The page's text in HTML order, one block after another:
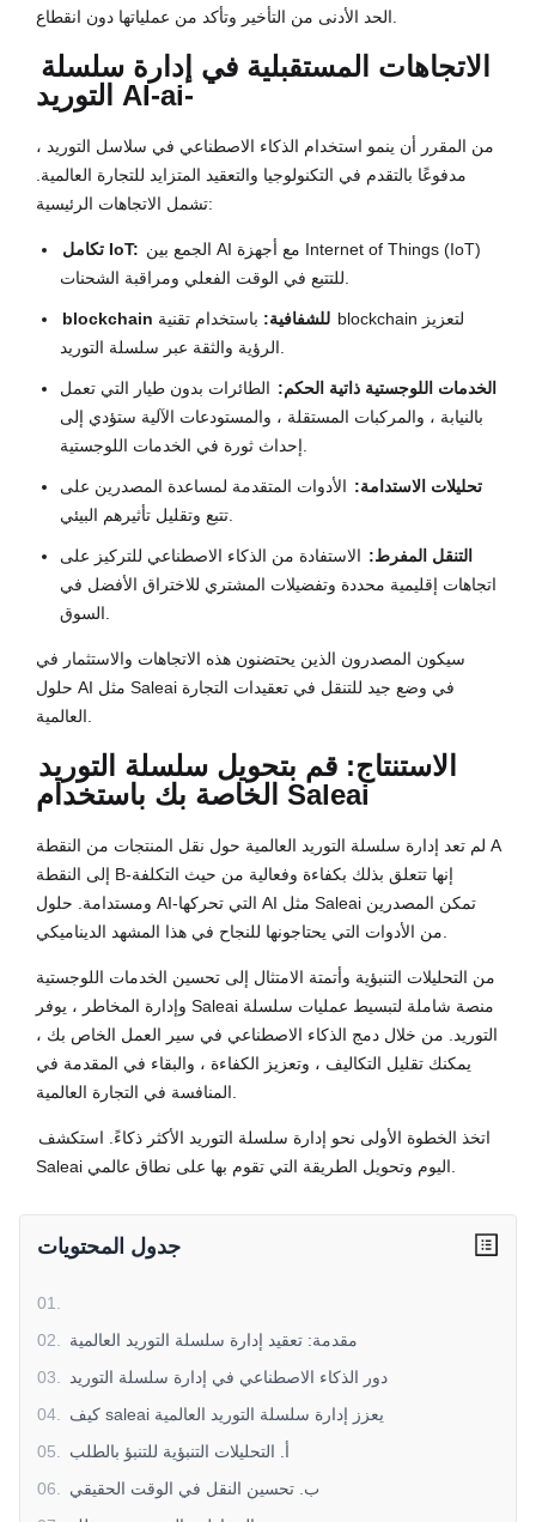
الحد الأدنى من التأخير وتأكد من عملياتها دون انقطاع.
الاتجاهات المستقبلية في إدارة سلسلة
التوريد AI-ai-
من المقرر أن ينمو استخدام الذكاء الاصطناعي في سلاسل التوريد ،
مدفوعًا بالتقدم في التكنولوجيا والتعقيد المتزايد للتجارة العالمية.
تشمل الاتجاهات الرئيسية:
تكامل IoT: الجمع بين AI مع أجهزة Internet of Things (IoT)
للتتبع في الوقت الفعلي ومراقبة الشحنات.
blockchain للشفافية: باستخدام تقنية blockchain لتعزيز
الرؤية والثقة عبر سلسلة التوريد.
الخدمات اللوجستية ذاتية الحكم: الطائرات بدون طيار التي تعمل
بالنيابة ، والمركبات المستقلة ، والمستودعات الآلية ستؤدي إلى
إحداث ثورة في الخدمات اللوجستية.
تحليلات الاستدامة: الأدوات المتقدمة لمساعدة المصدرين على
تتبع وتقليل تأثيرهم البيئي.
التنقل المفرط: الاستفادة من الذكاء الاصطناعي للتركيز على
اتجاهات إقليمية محددة وتفضيلات المشتري للاختراق الأفضل في
السوق.
سيكون المصدرون الذين يحتضنون هذه الاتجاهات والاستثمار في
حلول AI مثل Saleai في وضع جيد للتنقل في تعقيدات التجارة
العالمية.
الاستنتاج: قم بتحويل سلسلة التوريد
الخاصة بك باستخدام Saleai
لم تعد إدارة سلسلة التوريد العالمية حول نقل المنتجات من النقطة A
إلى النقطة B-إنها تتعلق بذلك بكفاءة وفعالية من حيث التكلفة
ومستدامة. حلول AI-التي تحركها AI مثل Saleai تمكن المصدرين
من الأدوات التي يحتاجونها للنجاح في هذا المشهد الديناميكي.
من التحليلات التنبؤية وأتمتة الامتثال إلى تحسين الخدمات اللوجستية
وإدارة المخاطر ، يوفر Saleai منصة شاملة لتبسيط عمليات سلسلة
التوريد. من خلال دمج الذكاء الاصطناعي في سير العمل الخاص بك ،
يمكنك تقليل التكاليف ، وتعزيز الكفاءة ، والبقاء في المقدمة في
المنافسة في التجارة العالمية.
اتخذ الخطوة الأولى نحو إدارة سلسلة التوريد الأكثر ذكاءً. استكشف
Saleai اليوم وتحويل الطريقة التي تقوم بها على نطاق عالمي.
جدول المحتويات
01
02
مقدمة: تعقيد إدارة سلسلة التوريد العالمية
03
دور الذكاء الاصطناعي في إدارة سلسلة التوريد
04
كيف saleai يعزز إدارة سلسلة التوريد العالمية
05
أ. التحليلات التنبؤية للتنبؤ بالطلب
06
ب. تحسين النقل في الوقت الحقيقي